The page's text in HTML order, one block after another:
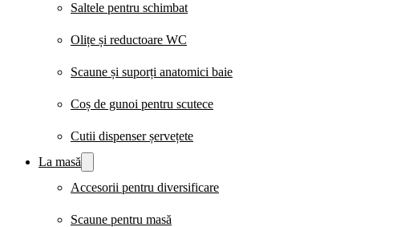
Saltele pentru schimbat
Olițe și reductoare WC
Scaune și suporți anatomici baie
Coș de gunoi pentru scutece
Cutii dispenser șervețete
La masă
Accesorii pentru diversificare
Scaune pentru masă